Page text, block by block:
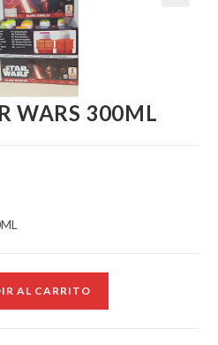
WARS 300ML
AL CARRITO